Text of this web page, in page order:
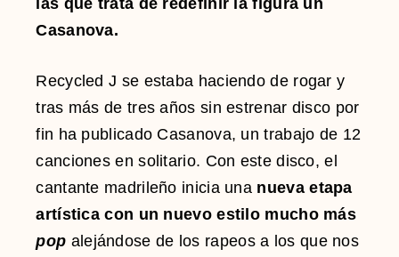
Casanova.
Recycled J se estaba haciendo de rogar y
tras más de tres años sin estrenar disco por
fin ha publicado Casanova, un trabajo de 12
canciones en solitario. Con este disco, el
cantante madrileño inicia una nueva etapa
artística con un nuevo estilo mucho más
pop alejándose de los rapeos a los que nos